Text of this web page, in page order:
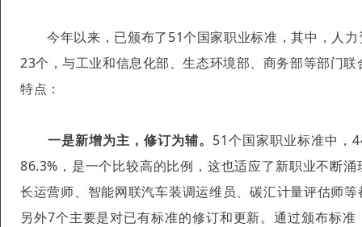
今年以来，已颁布了51个国家职业标准，其中，人力
23个，与工业和信息化部、生态环境部、商务部等部门
特点：
一是新增为主，修订为辅。 51个国家职业标准中，
86.3%，是一个比较高的比例，这也适应了新职业不断
长运营师、智能网联汽车装调运维员、碳汇计量评估师
另外7个主要是对已有标准的修订和更新。通过颁布标